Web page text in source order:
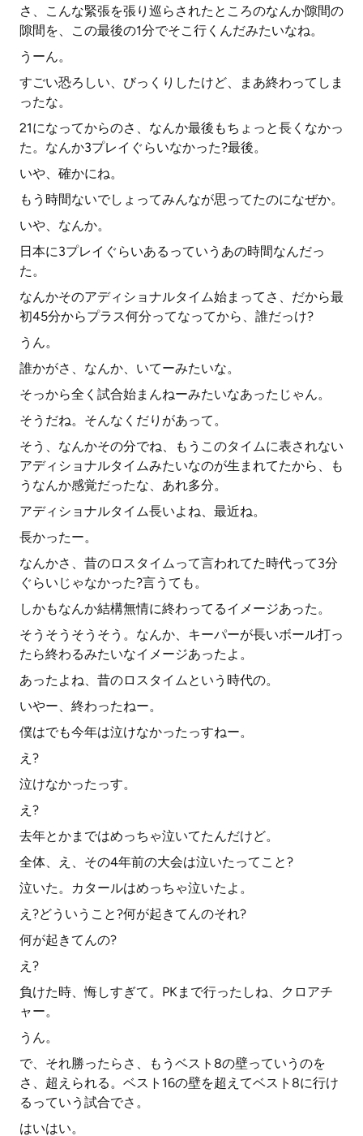
さ、こんな緊張を張り巡らされたところのなんか隙間の
隙間を、この最後の1分でそこ行くんだみたいなね。
うーん。
すごい恐ろしい、びっくりしたけど、まあ終わってしま
ったな。
21になってからのさ、なんか最後もちょっと長くなかっ
た。なんか3プレイぐらいなかった?最後。
いや、確かにね。
もう時間ないでしょってみんなが思ってたのになぜか。
いや、なんか。
日本に3プレイぐらいあるっていうあの時間なんだっ
た。
なんかそのアディショナルタイム始まってさ、だから最
初45分からプラス何分ってなってから、誰だっけ?
うん。
誰かがさ、なんか、いてーみたいな。
そっから全く試合始まんねーみたいなあったじゃん。
そうだね。そんなくだりがあって。
そう、なんかその分でね、もうこのタイムに表されない
アディショナルタイムみたいなのが生まれてたから、も
うなんか感覚だったな、あれ多分。
アディショナルタイム長いよね、最近ね。
長かったー。
なんかさ、昔のロスタイムって言われてた時代って3分
ぐらいじゃなかった?言うても。
しかもなんか結構無情に終わってるイメージあった。
そうそうそうそう。なんか、キーパーが長いボール打っ
たら終わるみたいなイメージあったよ。
あったよね、昔のロスタイムという時代の。
いやー、終わったねー。
僕はでも今年は泣けなかったっすねー。
え?
泣けなかったっす。
え?
去年とかまではめっちゃ泣いてたんだけど。
全体、え、その4年前の大会は泣いたってこと?
泣いた。カタールはめっちゃ泣いたよ。
え?どういうこと?何が起きてんのそれ?
何が起きてんの?
え?
負けた時、悔しすぎて。PKまで行ったしね、クロアチ
ャー。
うん。
で、それ勝ったらさ、もうベスト8の壁っていうのを
さ、超えられる。ベスト16の壁を超えてベスト8に行け
るっていう試合でさ。
はいはい。